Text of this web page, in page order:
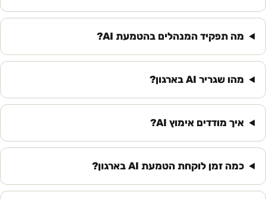
מה תפקיד המנהלים בהטמעת AI?
מהו שגריר AI בארגון?
איך מודדים אימוץ AI?
כמה זמן לוקחת הטמעת AI בארגון?